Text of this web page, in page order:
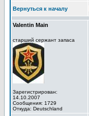
Вернуться к началу
Valentin Main
старший сержант запаса
Зарегистрирован:
14.10.2007
Сообщения: 1729
Откуда: Deutschland